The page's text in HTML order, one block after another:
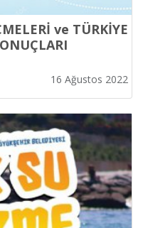
ve TÜRKİYE
16 Ağustos 2022